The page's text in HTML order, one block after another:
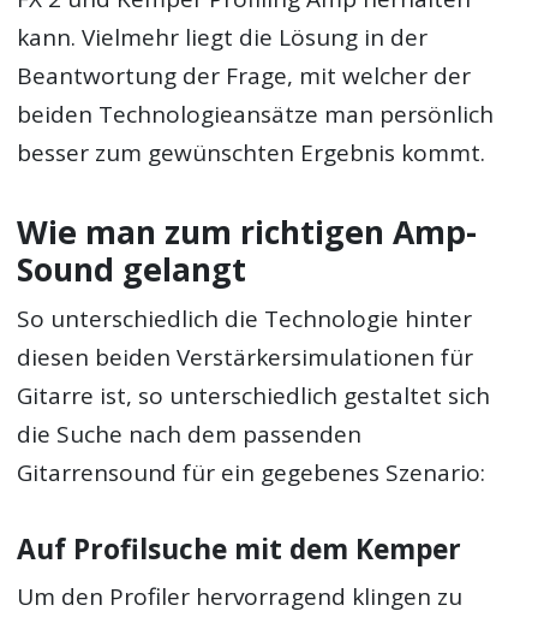
kann. Vielmehr liegt die Lösung in der
Beantwortung der Frage, mit welcher der
beiden Technologieansätze man persönlich
besser zum gewünschten Ergebnis kommt.
Wie man zum richtigen Amp-
Sound gelangt
So unterschiedlich die Technologie hinter
diesen beiden Verstärkersimulationen für
Gitarre ist, so unterschiedlich gestaltet sich
die Suche nach dem passenden
Gitarrensound für ein gegebenes Szenario:
Auf Profilsuche mit dem Kemper
Um den Profiler hervorragend klingen zu